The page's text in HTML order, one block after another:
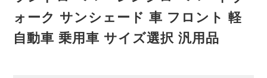
ォーク サンシェード 車 フロント 軽
自動車 乗用車 サイズ選択 汎用品